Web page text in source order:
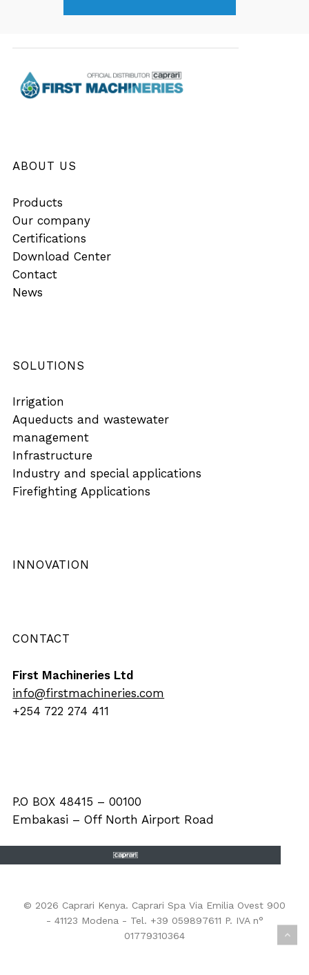
ABOUT US
Products
Our company
Certifications
Download Center
Contact
News
SOLUTIONS
Irrigation
Aqueducts and wastewater
management
Infrastructure
Industry and special applications
Firefighting Applications
INNOVATION
CONTACT
First Machineries Ltd
info@firstmachineries.com
+254 722 274 411
P.O BOX 48415 – 00100
Embakasi – Off North Airport Road
© 2026 Caprari Kenya. Caprari Spa Via Emilia Ovest 900
- 41123 Modena - Tel. +39 059897611 P. IVA n°
01779310364